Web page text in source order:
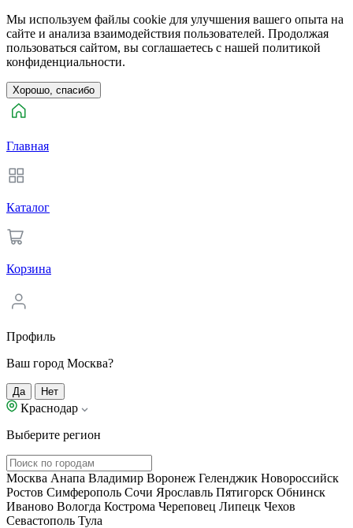
Мы используем файлы cookie для улучшения вашего опыта на
сайте и анализа взаимодействия пользователей. Продолжая
пользоваться сайтом, вы соглашаетесь с нашей политикой
конфиденциальности.
Хорошо, спасибо
Главная
Каталог
Корзина
Профиль
Ваш город Москва?
Да Нет
Краснодар
Выберите регион
Москва Анапа Владимир Воронеж Геленджик Новороссийск
Ростов Симферополь Сочи Ярославль Пятигорск Обнинск
Иваново Вологда Кострома Череповец Липецк Чехов
Севастополь Тула